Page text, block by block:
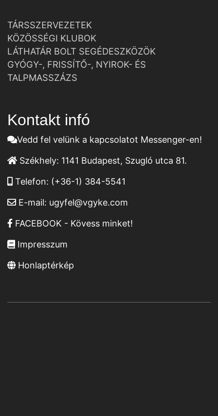
TÁRSSZERVEZETEK
KÖZÖSSÉGI KLUBOK
LÁTHATÁR BOLT SEGÉDESZKÖZÖK
GYÓGY-, FRISSÍTŐ-, NYIROK- ÉS
TALPMASSZÁZS
Kontakt infó
Vedd fel velünk a kapcsolatot Messenger-en!
Székhely: 1141 Budapest, Szugló utca 81.
Telefon: (+36-1) 384-5541
E-mail: ugyfel@vgyke.com
FACEBOOK - Kövess minket!
Impresszum
Honlaptérkép